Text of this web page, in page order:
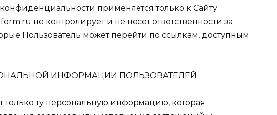
конфиденциальности применяется только к Сайту
не контролирует и не несет ответственности за
Пользователь может перейти по ссылкам, доступным
ИНФОРМАЦИИ ПОЛЬЗОВАТЕЛЕЙ
только ту персональную информацию, которая